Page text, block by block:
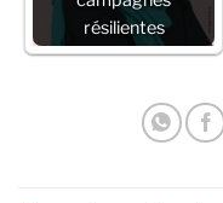
résilientes